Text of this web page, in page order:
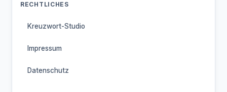
RECHTLICHES
Kreuzwort-Studio
Impressum
Datenschutz